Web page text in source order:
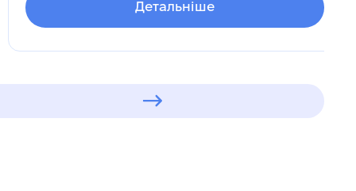
Детальніше